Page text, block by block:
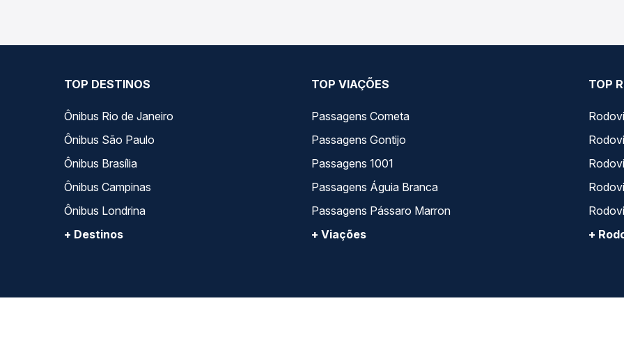
TOP DESTINOS
Ônibus Rio de Janeiro
Ônibus São Paulo
Ônibus Brasília
Ônibus Campinas
Ônibus Londrina
+ Destinos
TOP VIAÇÕES
Passagens Cometa
Passagens Gontijo
Passagens 1001
Passagens Águia Branca
Passagens Pássaro Marron
+ Viações
TOP
+